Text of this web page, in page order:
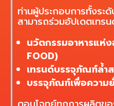
ท่านผู้ประกอบการทั้งระ
สามารถร่วมอัปเดตเทร
นวัตกรรมอาหารแห่
FOOD)
เทรนด์บรรจุภัณฑ์ล้ำ
บรรจุภัณฑ์เพื่อความ